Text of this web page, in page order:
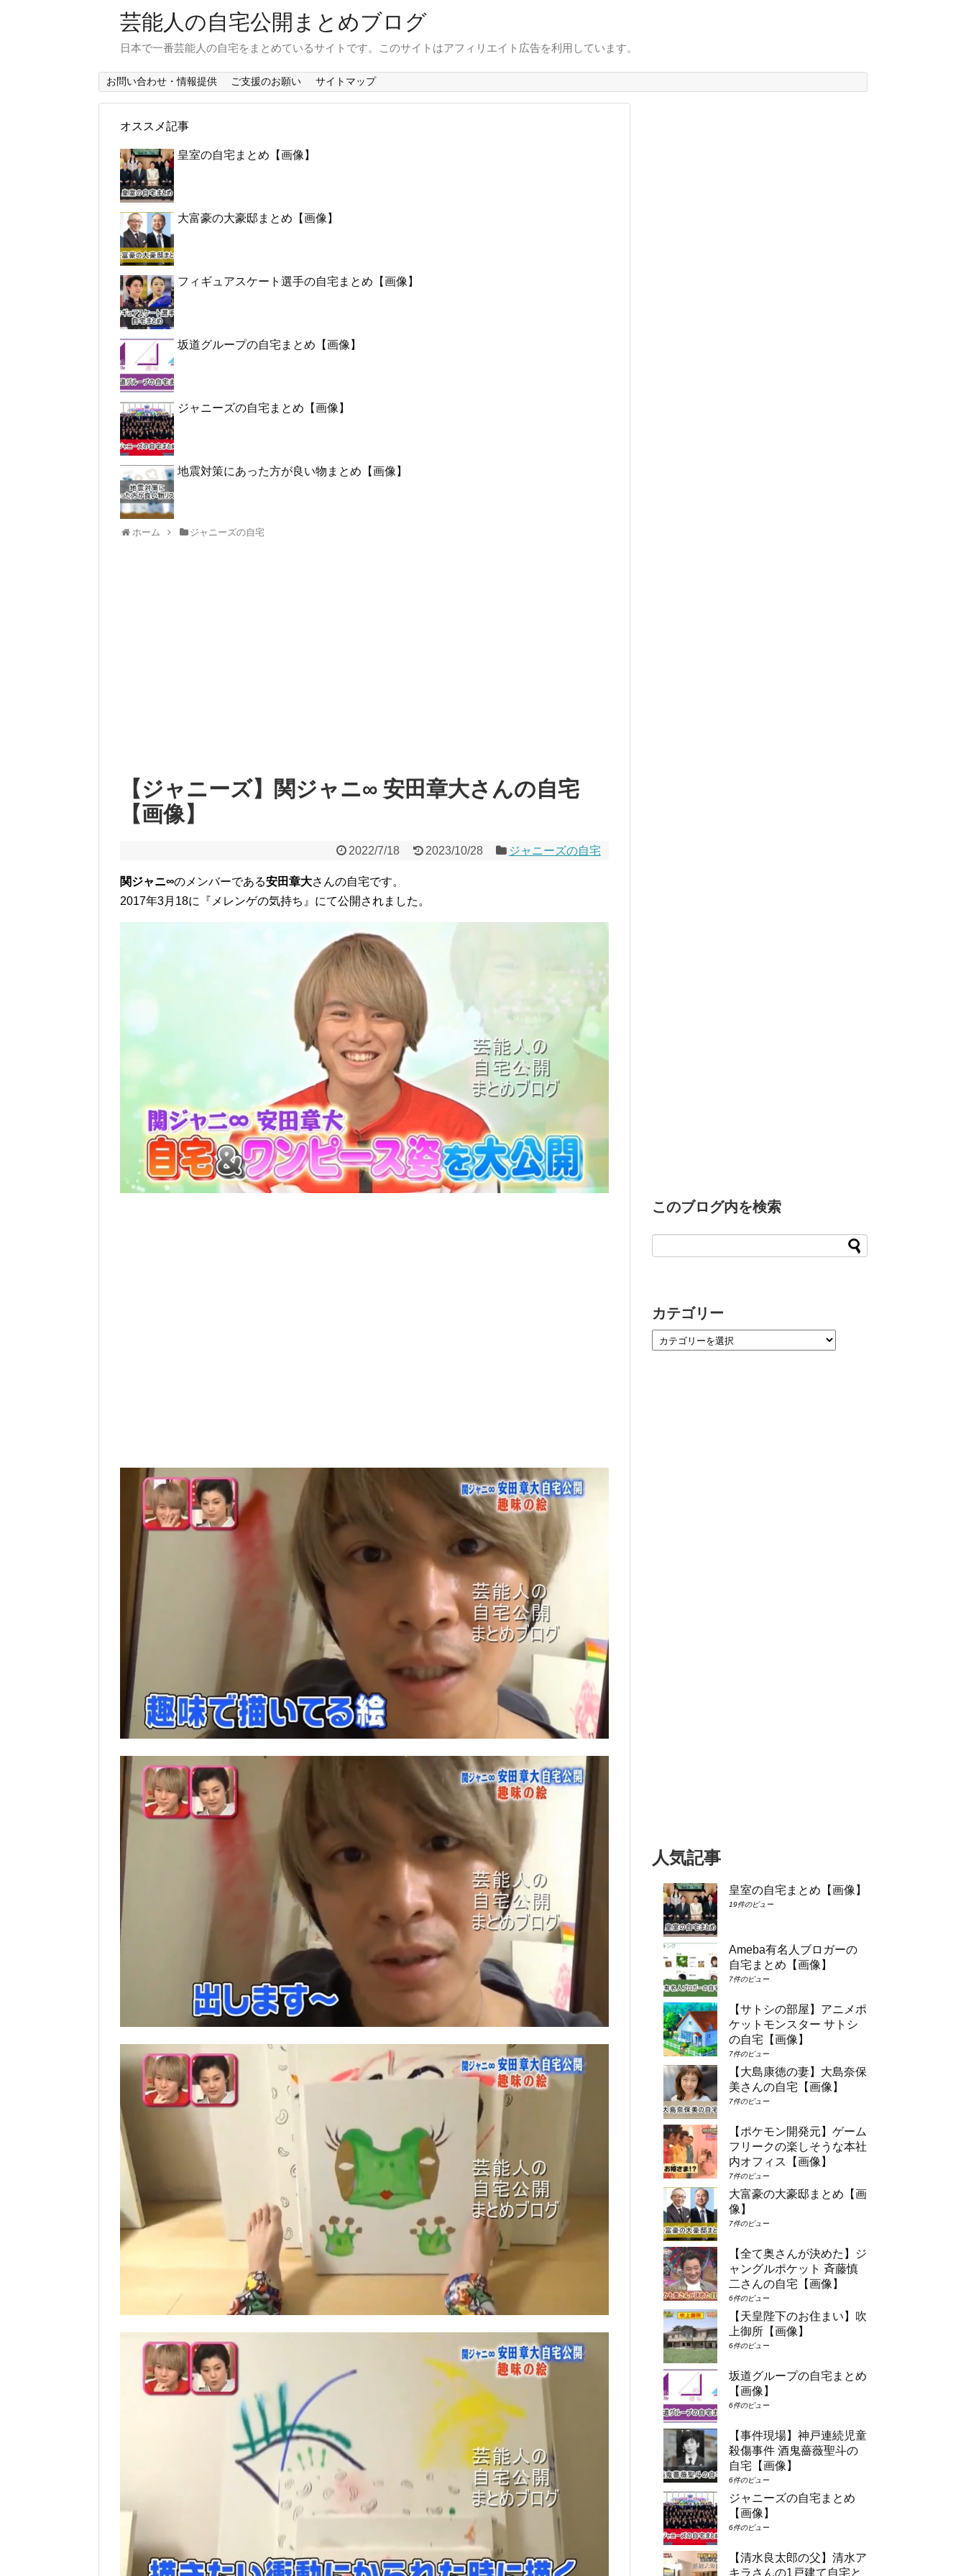
芸能人の自宅公開まとめブログ
日本で一番芸能人の自宅をまとめているサイトです。このサイトはアフィリエイト広告を利用しています。
お問い合わせ・情報提供 ご支援のお願い サイトマップ
オススメ記事
皇室の自宅まとめ【画像】
大富豪の大豪邸まとめ【画像】
フィギュアスケート選手の自宅まとめ【画像】
坂道グループの自宅まとめ【画像】
ジャニーズの自宅まとめ【画像】
地震対策にあった方が良い物まとめ【画像】
ホーム ジャニーズの自宅
【ジャニーズ】関ジャニ∞ 安田章大さんの自宅
【画像】
2022/7/18 2023/10/28 ジャニーズの自宅
関ジャニ∞のメンバーである安田章大さんの自宅です。
2017年3月18に『メレンゲの気持ち』にて公開されました。
このブログ内を検索
カテゴリー
人気記事
皇室の自宅まとめ【画像】
19件のビュー
Ameba有名人ブロガーの
自宅まとめ【画像】
7件のビュー
【サトシの部屋】アニメポ
ケットモンスター サトシ
の自宅【画像】
7件のビュー
【大島康徳の妻】大島奈保
美さんの自宅【画像】
7件のビュー
【ポケモン開発元】ゲーム
フリークの楽しそうな本社
内オフィス【画像】
7件のビュー
大富豪の大豪邸まとめ【画
像】
7件のビュー
【全て奥さんが決めた】ジ
ャングルポケット 斉藤慎
二さんの自宅【画像】
6件のビュー
【天皇陛下のお住まい】吹
上御所【画像】
6件のビュー
坂道グループの自宅まとめ
【画像】
6件のビュー
【事件現場】神戸連続児童
殺傷事件 酒鬼薔薇聖斗の
自宅【画像】
6件のビュー
ジャニーズの自宅まとめ
【画像】
6件のビュー
【清水良太郎の父】清水ア
キラさんの1戸建て自宅と